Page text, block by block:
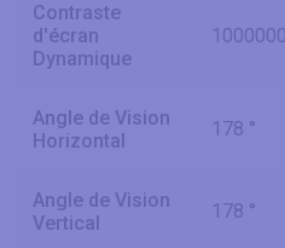
Contraste
d'écran
Dynamique
Angle de Vision
Horizontal
178 °
Angle de Vision
Vertical
178 °